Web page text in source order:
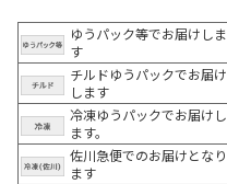
ゆうパック等でお届けしま
す
チルドゆうパックでお届け
します
冷凍ゆうパックでお届けし
ます。
佐川急便でのお届けとなり
ます